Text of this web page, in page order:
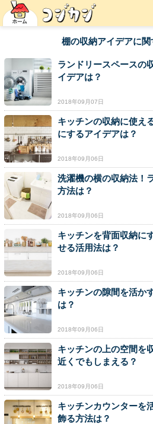
棚の収納アイデアに
ランドリースペースの
イデアは？
2018年09月07日
キッチンの収納に使え
にするアイデアは？
2018年09月06日
洗濯機の横の収納法！
方法は？
2018年09月06日
キッチンを背面収納に
せる活用法は？
2018年09月06日
キッチンの隙間を活か
は？
2018年09月06日
キッチンの上の空間を
近くでもしまえる？
2018年09月06日
キッチンカウンターを
飾る方法は？